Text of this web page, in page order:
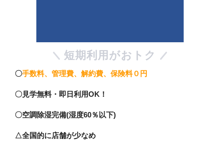
短期利用がおトク
〇手数料、管理費、解約費、保険料０円
〇見学無料・即日利用OK！
〇空調除湿完備(湿度60％以下)
△全国的に店舗が少なめ